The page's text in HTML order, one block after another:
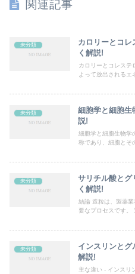
関連記事
未分類
カロリーとコレ
く解説!
カロリーとコレステ
よって放出されるエ
未分類
細胞学と細胞生
説!
細胞学と細胞生物学
称であり、細胞とそ
未分類
サリチル酸とグ
く解説!
結論 造粒は、製薬
要なプロセスです。
未分類
インスリンとグ
解説!
主な違い - インスリ